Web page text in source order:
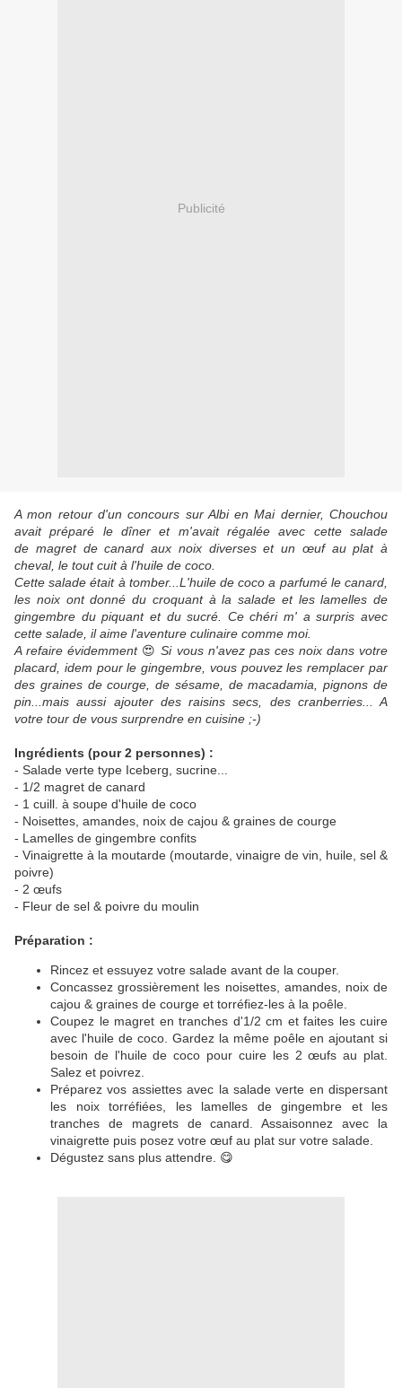
Publicité
A mon retour d'un concours sur Albi en Mai dernier, Chouchou
avait préparé le dîner et m'avait régalée avec cette salade
de magret de canard aux noix diverses et un œuf au plat à
cheval, le tout cuit à l'huile de coco.
Cette salade était à tomber...L'huile de coco a parfumé le canard,
les noix ont donné du croquant à la salade et les lamelles de
gingembre du piquant et du sucré. Ce chéri m' a surpris avec
cette salade, il aime l'aventure culinaire comme moi.
A refaire évidemment 😍 Si vous n'avez pas ces noix dans votre
placard, idem pour le gingembre, vous pouvez les remplacer par
des graines de courge, de sésame, de macadamia, pignons de
pin...mais aussi ajouter des raisins secs, des cranberries... A
votre tour de vous surprendre en cuisine ;-)
Ingrédients (pour 2 personnes) :
- Salade verte type Iceberg, sucrine...
- 1/2 magret de canard
- 1 cuill. à soupe d'huile de coco
- Noisettes, amandes, noix de cajou & graines de courge
- Lamelles de gingembre confits
- Vinaigrette à la moutarde (moutarde, vinaigre de vin, huile, sel &
poivre)
- 2 œufs
- Fleur de sel & poivre du moulin
Préparation :
Rincez et essuyez votre salade avant de la couper.
Concassez grossièrement les noisettes, amandes, noix de
cajou & graines de courge et torréfiez-les à la poêle.
Coupez le magret en tranches d'1/2 cm et faites les cuire
avec l'huile de coco. Gardez la même poêle en ajoutant si
besoin de l'huile de coco pour cuire les 2 œufs au plat.
Salez et poivrez.
Préparez vos assiettes avec la salade verte en dispersant
les noix torréfiées, les lamelles de gingembre et les
tranches de magrets de canard. Assaisonnez avec la
vinaigrette puis posez votre œuf au plat sur votre salade.
Dégustez sans plus attendre. 😋